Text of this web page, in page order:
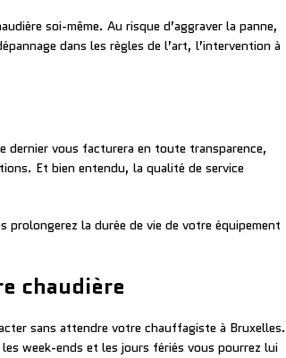
soi-même. Au risque d’aggraver la panne,
dans les règles de l’art, l’intervention à
dernier vous facturera en toute transparence,
Et bien entendu, la qualité de service
prolongerez la durée de vie de votre équipement
chaudière
sans attendre votre chauffagiste à Bruxelles.
week-ends et les jours fériés vous pourrez lui